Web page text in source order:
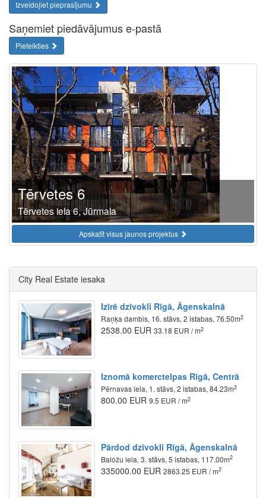
Izveidojiet pieprasījumu
Saņemiet piedāvājumus e-pastā
Pieteikties
Tērvetes 6
Tērvetes iela 6, Jūrmala
Apskatīt visus jaunos projektus
City Real Estate iesaka
Izīrē dzīvokli Rīgā, Āgenskalnā
Raņķa dambis, 16. stāvs, 2 istabas, 76.50m2
2538.00 EUR 33.18 EUR / m2
Iznomā komerctelpas Rīgā, Centrā
Pērnavas iela, 1. stāvs, 2 istabas, 84.23m2
800.00 EUR 9.5 EUR / m2
Pārdod dzīvokli Rīgā, Āgenskalnā
Baložu iela, 3. stāvs, 5 istabas, 117.00m2
335000.00 EUR 2863.25 EUR / m2